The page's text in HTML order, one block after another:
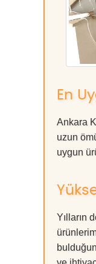
En
Ankara
uzun
uygun
Yılların